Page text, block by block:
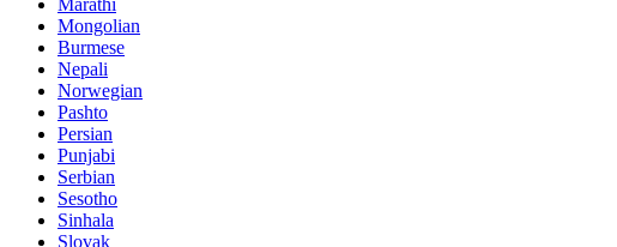
Marathi
Mongolian
Burmese
Nepali
Norwegian
Pashto
Persian
Punjabi
Serbian
Sesotho
Sinhala
Slovak